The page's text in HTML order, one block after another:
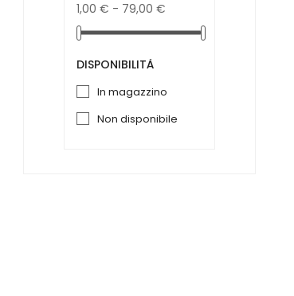
1,00 € - 79,00 €
DISPONIBILITÀ
in magazzino
non disponibile